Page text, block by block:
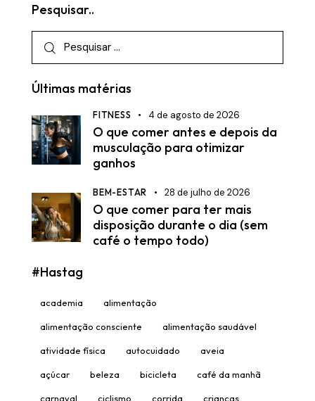
Pesquisar..
Últimas matérias
FITNESS 4 de agosto de 2026
O que comer antes e depois da
musculação para otimizar
ganhos
BEM-ESTAR 28 de julho de 2026
O que comer para ter mais
disposição durante o dia (sem
café o tempo todo)
#Hastag
academia alimentação
alimentação consciente alimentação saudável
atividade física autocuidado aveia
açúcar beleza bicicleta café da manhã
carnaval ciclismo corrida crianças